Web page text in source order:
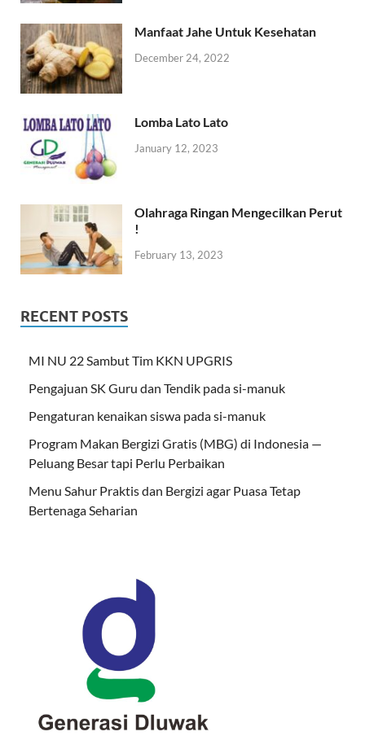
Manfaat Jahe Untuk Kesehatan
December 24, 2022
Lomba Lato Lato
January 12, 2023
Olahraga Ringan Mengecilkan Perut
!
February 13, 2023
RECENT POSTS
MI NU 22 Sambut Tim KKN UPGRIS
Pengajuan SK Guru dan Tendik pada si-manuk
Pengaturan kenaikan siswa pada si-manuk
Program Makan Bergizi Gratis (MBG) di Indonesia —
Peluang Besar tapi Perlu Perbaikan
Menu Sahur Praktis dan Bergizi agar Puasa Tetap
Bertenaga Seharian